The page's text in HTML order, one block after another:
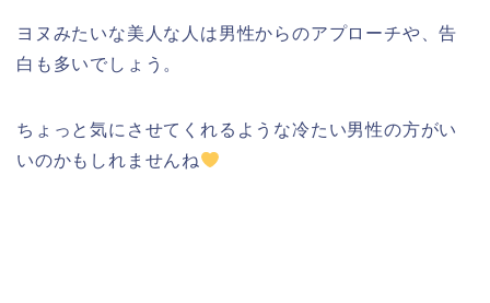
ヨヌみたいな美人な人は男性からのアプローチや、告
白も多いでしょう。
ちょっと気にさせてくれるような冷たい男性の方がい
いのかもしれませんね